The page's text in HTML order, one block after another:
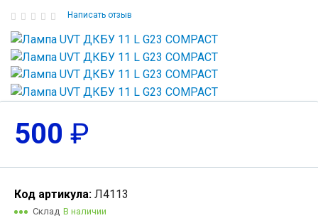
Написать отзыв
500 ₽
Код артикула: Л4113
Склад В наличии